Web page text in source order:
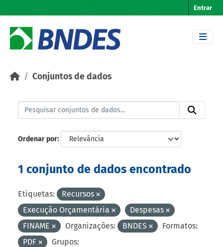
Entrar
Conjuntos de dados
Ordenar por
1 conjunto de dados encontrado
Etiquetas:
Recursos
Execução Orçamentária
Despesas
FINAME
Organizações: BNDES
Formatos:
PDF
Grupos: